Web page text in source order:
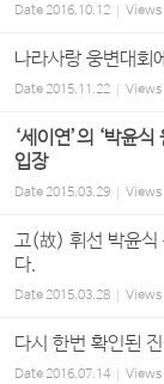
Date2016.10.12 Views
나라사랑 웅변대회
Date2015.11.22 Views
‘세이연’의 ‘박윤
입장
Date2015.03.29 Views
고(故) 휘선 박윤식
다.
Date2015.03.28 Views
다시 한번 확인된
Date2016.07.14 Views